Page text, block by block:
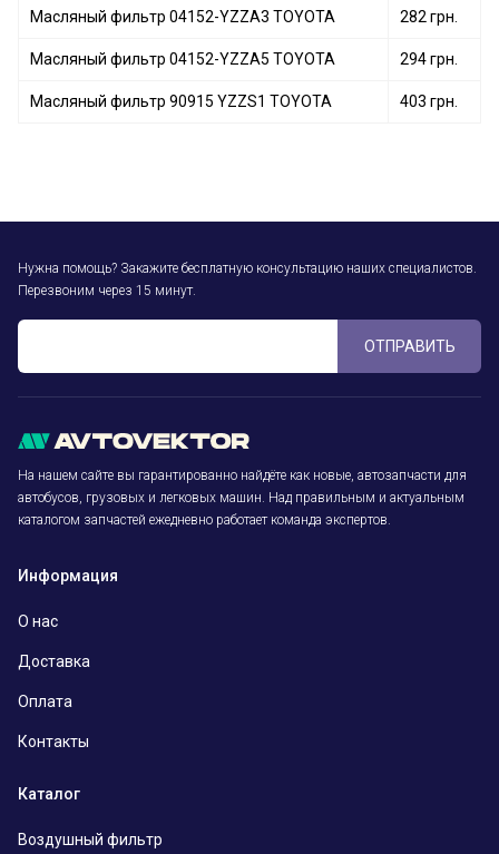
Масляный фильтр 04152-YZZA3 TOYOTA 282 грн.
Масляный фильтр 04152-YZZA5 TOYOTA 294 грн.
Масляный фильтр 90915 YZZS1 TOYOTA 403 грн.
Нужна помощь? Закажите бесплатную консультацию наших специалистов.
Перезвоним через 15 минут.
ОТПРАВИТЬ
На нашем сайте вы гарантированно найдёте как новые, автозапчасти для
автобусов, грузовых и легковых машин. Над правильным и актуальным
каталогом запчастей ежедневно работает команда экспертов.
Информация
О нас
Доставка
Оплата
Контакты
Каталог
Воздушный фильтр